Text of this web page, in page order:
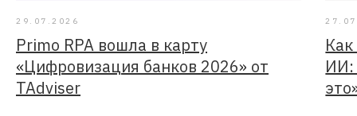
29.07.2026
Primo RPA вошла в карту
«Цифровизация банков 2026» от
TAdviser
ИИ: